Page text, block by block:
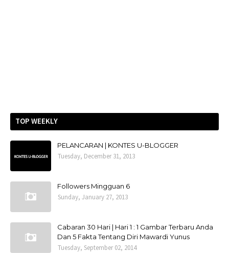
TOP WEEKLY
PELANCARAN | KONTES U-BLOGGER
Tuesday, December 31, 2013
Followers Mingguan 6
Sunday, January 27, 2013
Cabaran 30 Hari | Hari 1 : 1 Gambar Terbaru Anda
Dan 5 Fakta Tentang Diri Mawardi Yunus
Tuesday, September 02, 2014